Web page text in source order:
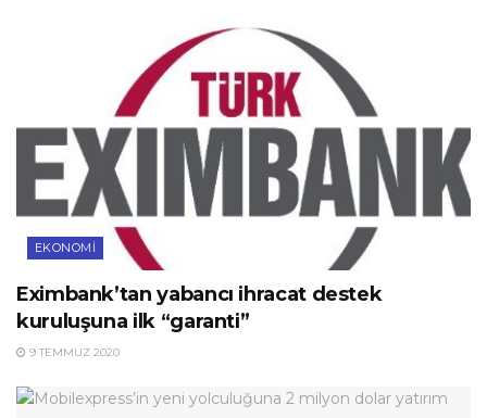
EKONOMI
Eximbank’tan yabancı ihracat destek
kuruluşuna ilk “garanti”
9 TEMMUZ 2020